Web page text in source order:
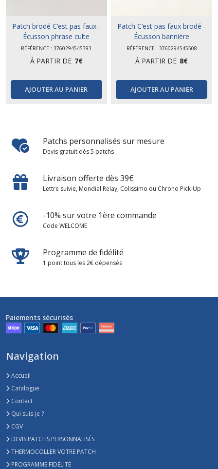
Patch brodé C’est pas faux -
Écusson phrase culte
RÉFÉRENCE : 3760294545393
À PARTIR DE 7€
AJOUTER AU PANIER
Patch C’est pas faux brodé -
Écusson bannière
thermocollant
RÉFÉRENCE : 3760294545508
À PARTIR DE 8€
AJOUTER AU PANIER
Patchs personnalisés sur mesure
Devis gratuit dès 5 patchs
Livraison offerte dès 39€
Lettre suivie, Mondial Relay, Colissimo ou Chrono Pick-Up
-10% sur votre 1ère commande
Code WELCOME
Programme de fidélité
1 point tous les 2€ dépensés
Paiements sécurisés
Navigation
Accueil
Catalogue
Contact
Qui suis-je ?
CGV
DEVIS PATCHS PERSONNALISÉS
THERMOCOLLER VOTRE PATCH
PROGRAMME FIDÉLITÉ